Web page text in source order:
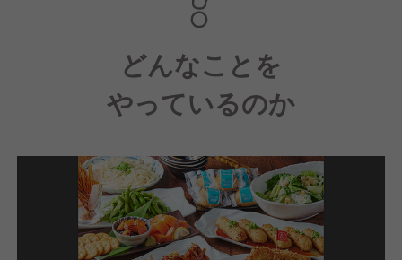
どんなことを
やっているのか